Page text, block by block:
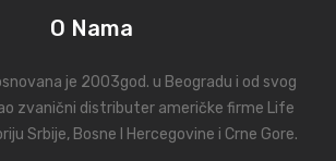
O Nama
je 2003god. u Beogradu i od svog
zvanični distributer američke firme Life
Srbije, Bosne I Hercegovine i Crne Gore.